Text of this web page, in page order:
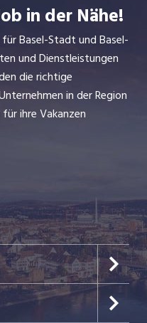
in der Nähe!
Basel-Stadt und Basel-
und Dienstleistungen
die richtige
in der Region
ihre Vakanzen